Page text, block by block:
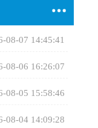
08-07 14:45:41
08-06 16:26:07
08-05 15:58:46
08-04 14:09:28